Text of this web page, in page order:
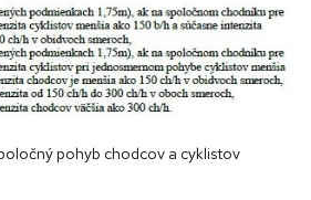
pohyb chodcov a cyklistov